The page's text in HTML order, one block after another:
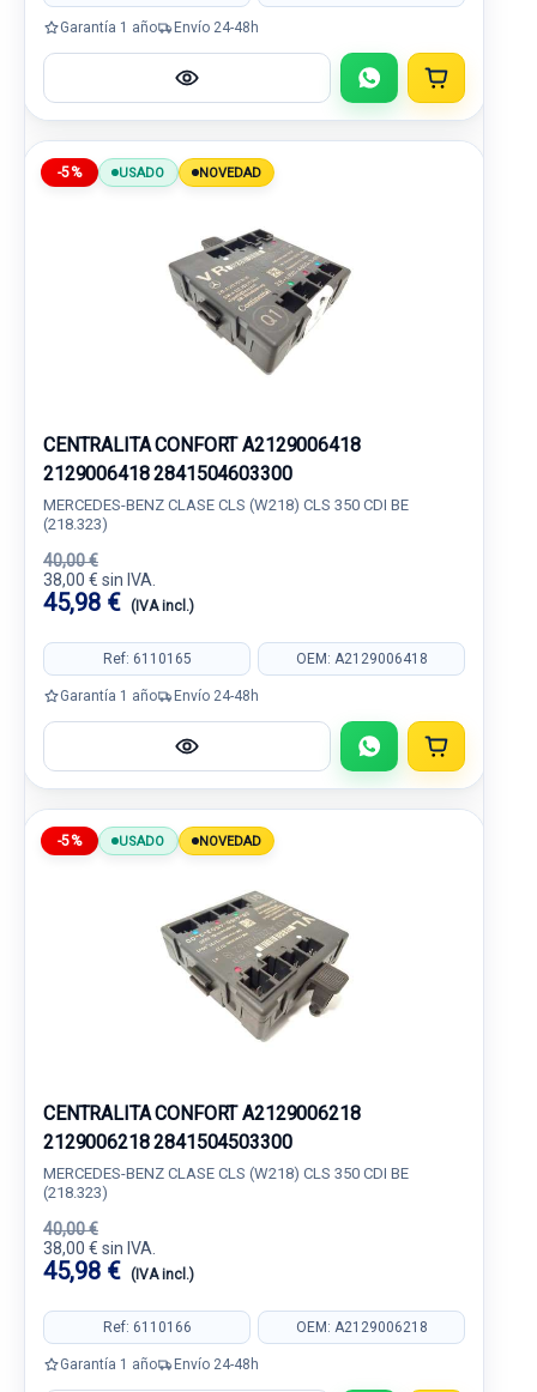
Garantía 1 año Envío 24-48h
-5% USADO NOVEDAD
CENTRALITA CONFORT A2129006418
2129006418 2841504603300
MERCEDES-BENZ CLASE CLS (W218) CLS 350 CDI BE
(218.323)
40,00 €
38,00 € sin IVA.
45,98 € (IVA incl.)
Ref: 6110165 OEM: A2129006418
Garantía 1 año Envío 24-48h
-5% USADO NOVEDAD
CENTRALITA CONFORT A2129006218
2129006218 2841504503300
MERCEDES-BENZ CLASE CLS (W218) CLS 350 CDI BE
(218.323)
40,00 €
38,00 € sin IVA.
45,98 € (IVA incl.)
Ref: 6110166 OEM: A2129006218
Garantía 1 año Envío 24-48h